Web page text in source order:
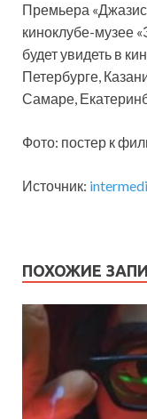
Премьера
киноклубе-музее
будет увидеть в
Петербурге,
Самаре,
Фото: постер к
Источник:
ПОХОЖИЕ